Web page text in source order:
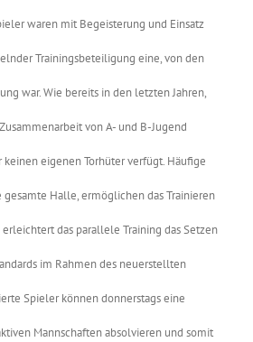
waren mit Begeisterung und Einsatz
Trainingsbeteiligung eine, von den
war. Wie bereits in den letzten Jahren,
von A- und B-Jugend
eigenen Torhüter verfügt. Häufige
Halle, ermöglichen das Trainieren
das parallele Training das Setzen
im Rahmen des neuerstellten
Spieler können donnerstags eine
Mannschaften absolvieren und somit